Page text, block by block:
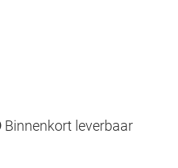
Binnenkort leverbaar